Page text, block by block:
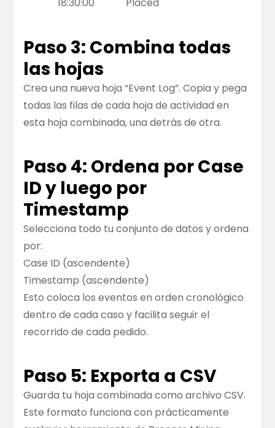
18:30:00
Placed
Paso 3: Combina todas
las hojas
Crea una nueva hoja “Event Log”. Copia y pega
todas las filas de cada hoja de actividad en
esta hoja combinada, una detrás de otra.
Paso 4: Ordena por Case
ID y luego por
Timestamp
Selecciona todo tu conjunto de datos y ordena
por:
Case ID (ascendente)
Timestamp (ascendente)
Esto coloca los eventos en orden cronológico
dentro de cada caso y facilita seguir el
recorrido de cada pedido.
Paso 5: Exporta a CSV
Guarda tu hoja combinada como archivo CSV.
Este formato funciona con prácticamente